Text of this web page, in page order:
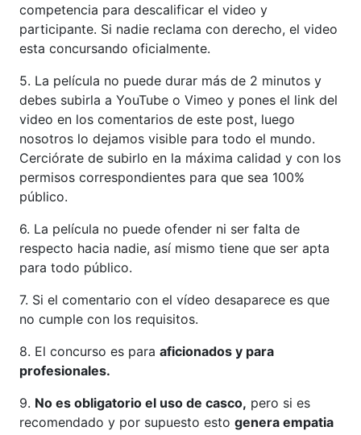
competencia para descalificar el video y
participante. Si nadie reclama con derecho, el video
esta concursando oficialmente.
5. La película no puede durar más de 2 minutos y
debes subirla a YouTube o Vimeo y pones el link del
video en los comentarios de este post, luego
nosotros lo dejamos visible para todo el mundo.
Cerciórate de subirlo en la máxima calidad y con los
permisos correspondientes para que sea 100%
público.
6. La película no puede ofender ni ser falta de
respecto hacia nadie, así mismo tiene que ser apta
para todo público.
7. Si el comentario con el vídeo desaparece es que
no cumple con los requisitos.
8. El concurso es para aficionados y para
profesionales.
9. No es obligatorio el uso de casco, pero si es
recomendado y por supuesto esto genera empatia